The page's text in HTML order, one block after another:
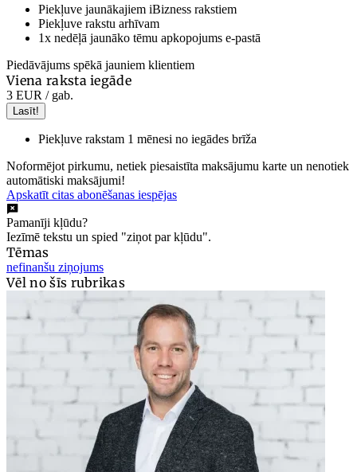
Piekļuve jaunākajiem iBizness rakstiem
Piekļuve rakstu arhīvam
1x nedēļā jaunāko tēmu apkopojums e-pastā
Piedāvājums spēkā jauniem klientiem
Viena raksta iegāde
3 EUR / gab.
Lasīt!
Piekļuve rakstam 1 mēnesi no iegādes brīža
Noformējot pirkumu, netiek piesaistīta maksājumu karte un nenotiek
automātiski maksājumi!
Apskatīt citas abonēšanas iespējas
Pamanīji kļūdu?
Iezīmē tekstu un spied "ziņot par kļūdu".
Tēmas
nefinanšu ziņojums
Vēl no šīs rubrikas